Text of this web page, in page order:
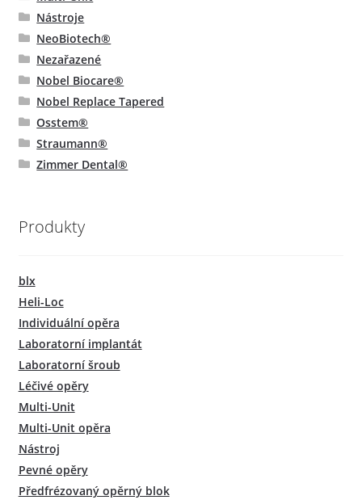
Nástroje
NeoBiotech®
Nezařazené
Nobel Biocare®
Nobel Replace Tapered
Osstem®
Straumann®
Zimmer Dental®
Produkty
blx
Heli-Loc
Individuální opěra
Laboratorní implantát
Laboratorní šroub
Léčivé opěry
Multi-Unit
Multi-Unit opěra
Nástroj
Pevné opěry
Předfrézovaný opěrný blok